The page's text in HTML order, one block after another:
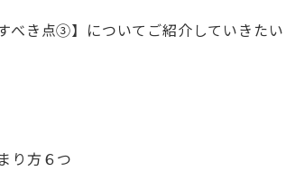
べき点③】についてご紹介していきた
り方６つ